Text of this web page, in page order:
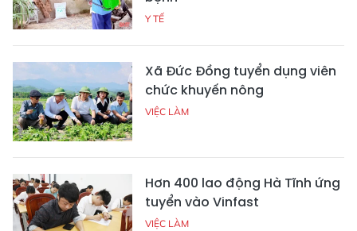
Y TẾ
Xã Đức Đồng tuyển dụng viên
chức khuyến nông
VIỆC LÀM
Hơn 400 lao động Hà Tĩnh ứng
tuyển vào Vinfast
VIỆC LÀM